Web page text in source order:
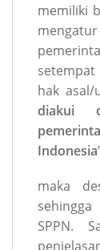
memiliki
hak
diakui
Indonesia
maka
SPPN.